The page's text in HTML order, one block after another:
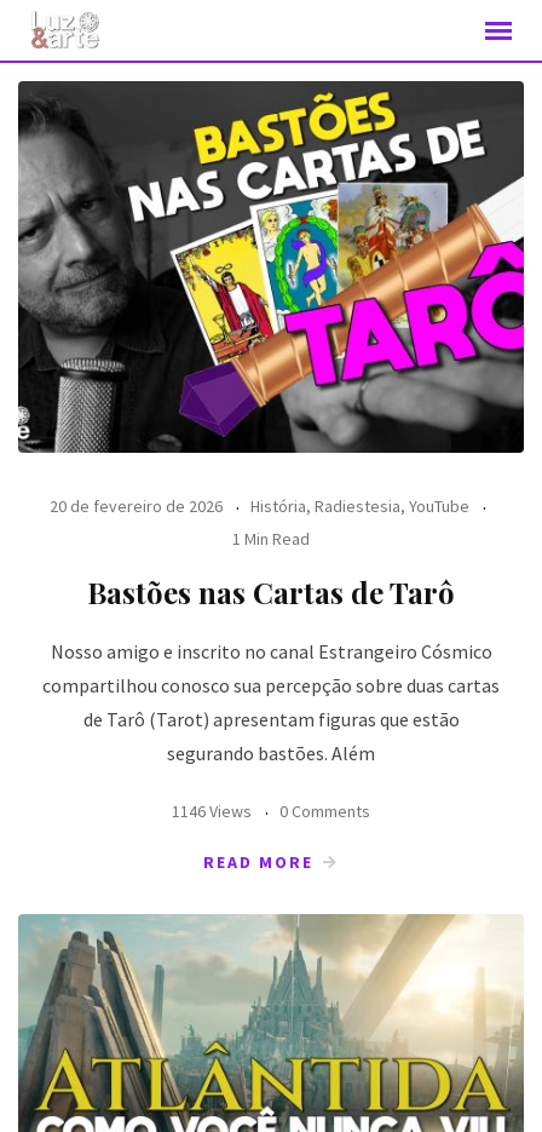
20 de fevereiro de 2026 História, Radiestesia, YouTube
1 Min Read
Bastões nas Cartas de Tarô
Nosso amigo e inscrito no canal Estrangeiro Cósmico
compartilhou conosco sua percepção sobre duas cartas
de Tarô (Tarot) apresentam figuras que estão
segurando bastões. Além
1146 Views 0 Comments
READ MORE